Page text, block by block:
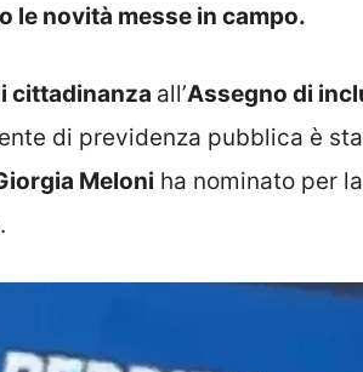
le novità messe in campo.
cittadinanza all’Assegno di
di previdenza pubblica è
Meloni ha nominato per
.